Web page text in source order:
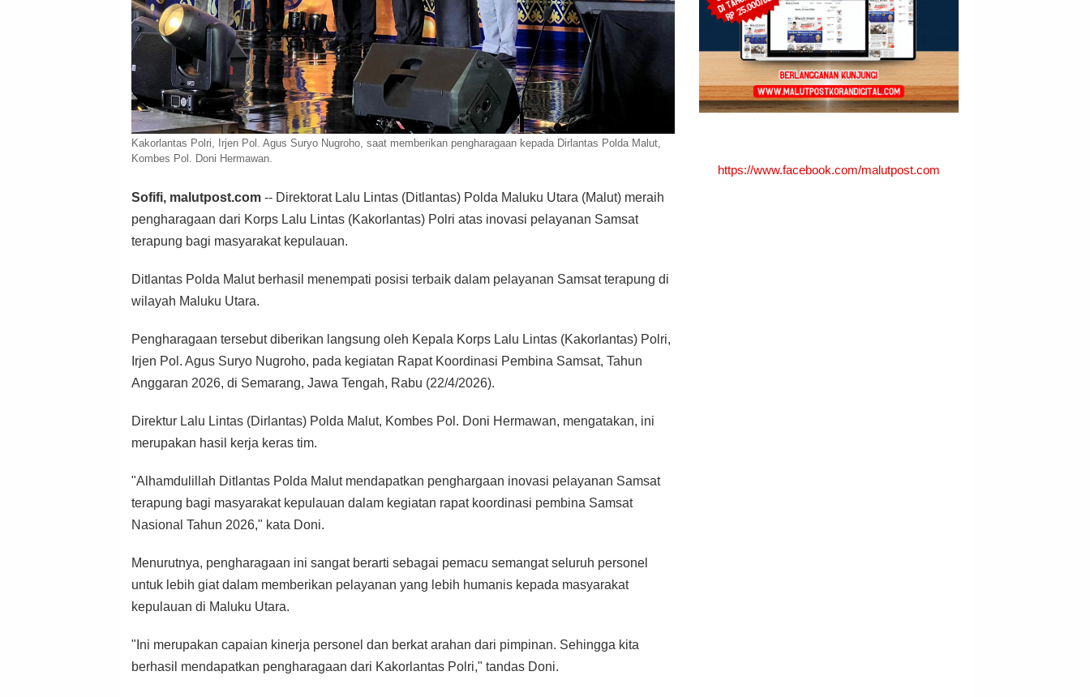
Kakorlantas Polri, Irjen Pol. Agus Suryo Nugroho, saat memberikan pengharagaan kepada Dirlantas Polda Malut,
Kombes Pol. Doni Hermawan.
Sofifi, malutpost.com -- Direktorat Lalu Lintas (Ditlantas) Polda Maluku Utara (Malut) meraih
pengharagaan dari Korps Lalu Lintas (Kakorlantas) Polri atas inovasi pelayanan Samsat
terapung bagi masyarakat kepulauan.
Ditlantas Polda Malut berhasil menempati posisi terbaik dalam pelayanan Samsat terapung di
wilayah Maluku Utara.
Pengharagaan tersebut diberikan langsung oleh Kepala Korps Lalu Lintas (Kakorlantas) Polri,
Irjen Pol. Agus Suryo Nugroho, pada kegiatan Rapat Koordinasi Pembina Samsat, Tahun
Anggaran 2026, di Semarang, Jawa Tengah, Rabu (22/4/2026).
Direktur Lalu Lintas (Dirlantas) Polda Malut, Kombes Pol. Doni Hermawan, mengatakan, ini
merupakan hasil kerja keras tim.
"Alhamdulillah Ditlantas Polda Malut mendapatkan penghargaan inovasi pelayanan Samsat
terapung bagi masyarakat kepulauan dalam kegiatan rapat koordinasi pembina Samsat
Nasional Tahun 2026," kata Doni.
Menurutnya, pengharagaan ini sangat berarti sebagai pemacu semangat seluruh personel
untuk lebih giat dalam memberikan pelayanan yang lebih humanis kepada masyarakat
kepulauan di Maluku Utara.
"Ini merupakan capaian kinerja personel dan berkat arahan dari pimpinan. Sehingga kita
berhasil mendapatkan pengharagaan dari Kakorlantas Polri," tandas Doni.
https://www.facebook.com/malutpost.com